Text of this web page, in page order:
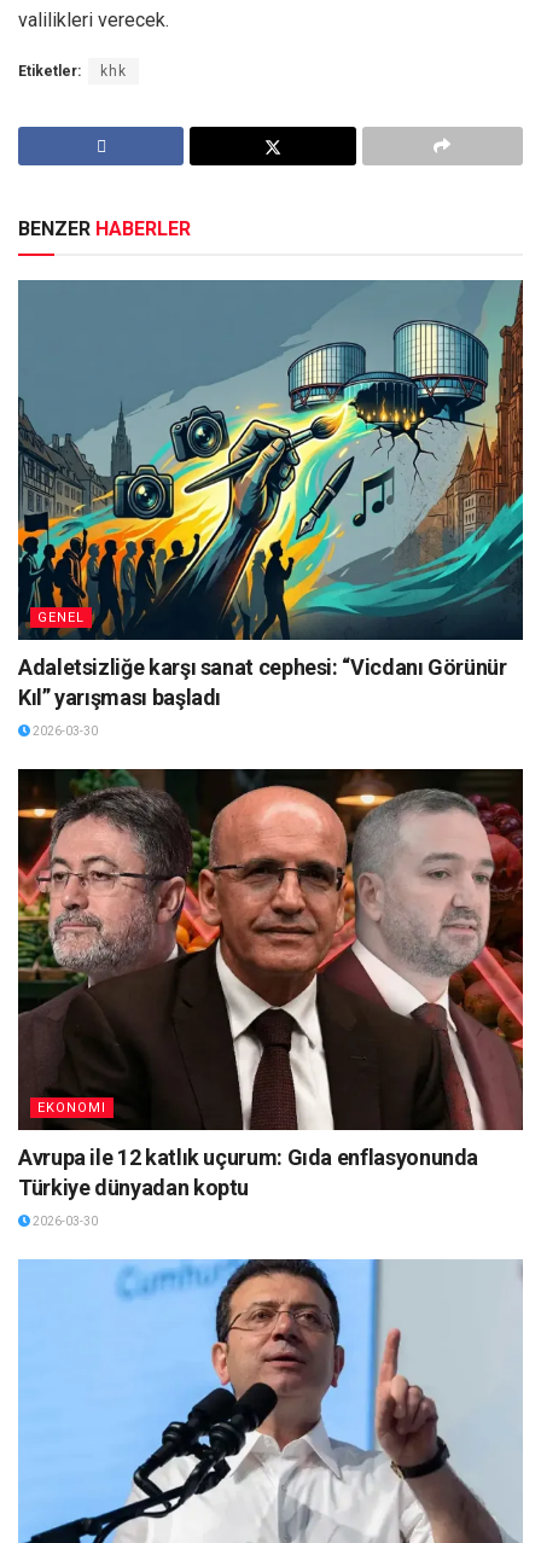
valilikleri verecek.
Etiketler: khk
BENZER HABERLER
GENEL
Adaletsizliğe karşı sanat cephesi: “Vicdanı Görünür
Kıl” yarışması başladı
2026-03-30
EKONOMI
Avrupa ile 12 katlık uçurum: Gıda enflasyonunda
Türkiye dünyadan koptu
2026-03-30